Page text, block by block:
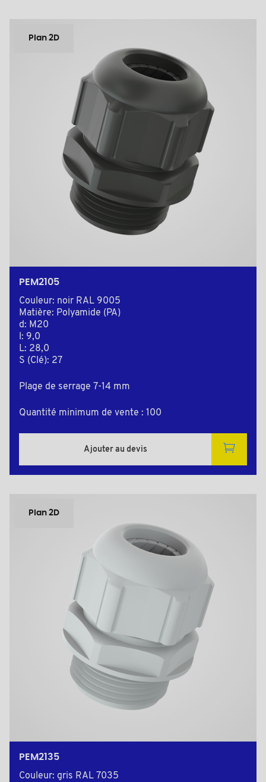
Plan 2D
PEM2105
Couleur: noir RAL 9005
Matière: Polyamide (PA)
d: M20
l: 9,0
L: 28,0
S (Clé): 27
Plage de serrage 7-14 mm
Quantité minimum de vente : 100
Ajouter au devis
Plan 2D
PEM2135
Couleur: gris RAL 7035